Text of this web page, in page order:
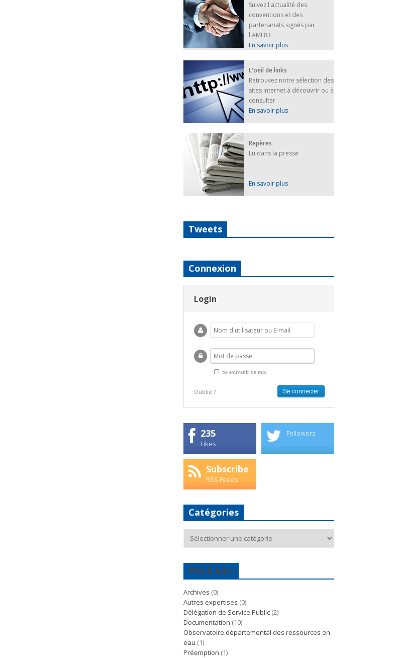
Suivez l'actualité des
conventions et des
partenariats signés par
l'AMF83
En savoir plus
L'oeil de links
Retrouvez notre sélection des
sites internet à découvrir ou à
consulter
En savoir plus
Repères
Lu dans la presse
En savoir plus
Tweets
Connexion
Login
Se souvenir de moi
Oublié ?
235
Likes
Followers
Subscribe
RSS Feeds
Catégories
POLE EAU
Archives (0)
Autres expertises (0)
Délégation de Service Public (2)
Documentation (10)
Observatoire départemental des ressources en
eau (1)
Préemption (1)